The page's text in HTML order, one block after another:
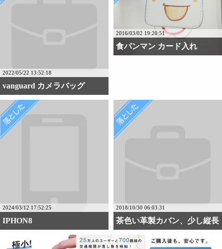
2022/05/22 13:52:18
vanguard カメラバッグ
2016/03/02 19:20:51
食パンマン カード入れ
2024/03/12 17:52:25
IPHON8
2018/10/30 06:03:31
茶色い革製カバン、少し縦長